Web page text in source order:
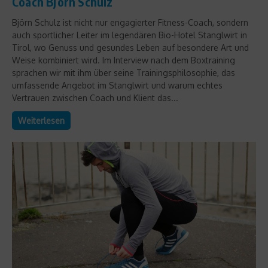
Björn Schulz ist nicht nur engagierter Fitness-Coach, sondern
auch sportlicher Leiter im legendären Bio-Hotel Stanglwirt in
Tirol, wo Genuss und gesundes Leben auf besondere Art und
Weise kombiniert wird. Im Interview nach dem Boxtraining
sprachen wir mit ihm über seine Trainingsphilosophie, das
umfassende Angebot im Stanglwirt und warum echtes
Vertrauen zwischen Coach und Klient das...
Weiterlesen